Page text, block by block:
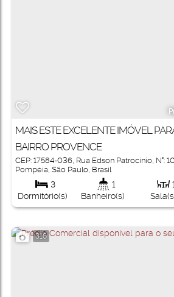
MAIS ESTE EXCELENTE IMÓVEL
BAIRRO PROVENCE
CEP: 17584-036, Rua Edson Patrocínio, N°:
Pompéia, São Paulo, Brasil
3
Dormitório(s)
1
Banheiro(s)
1
316